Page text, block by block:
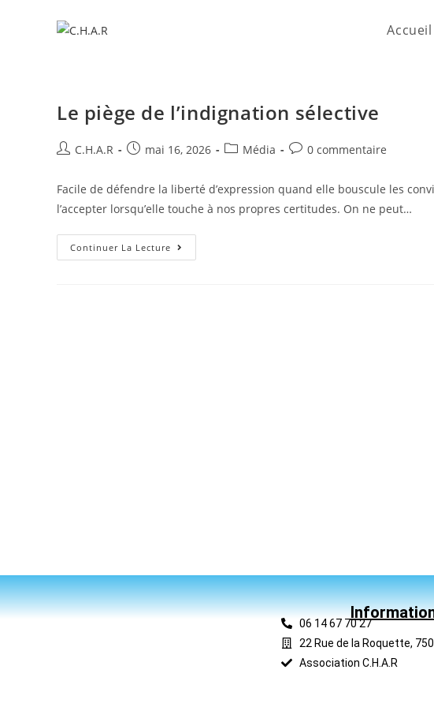
Accueil
Le piège de l’indignation sélective
C.H.A.R mai 16, 2026 Média 0 commentaire
Facile de défendre la liberté d’expression quand elle bouscule les
l’accepter lorsqu’elle touche à nos propres certitudes. On ne peut…
Continuer La Lecture
06 14 67 70 27
22 Rue de la Roquette,
Association C.H.A.R